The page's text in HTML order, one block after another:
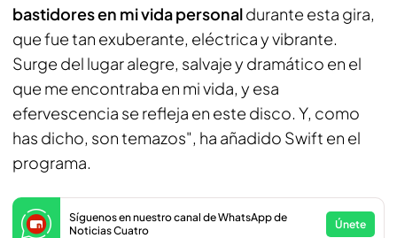
bastidores en mi vida personaldurante esta gira,
que fue tan exuberante, eléctrica y vibrante.
Surge del lugar alegre, salvaje y dramático en el
que me encontraba en mi vida, y esa
efervescencia se refleja en este disco. Y, como
has dicho, son temazos", ha añadido Swift en el
programa.
Síguenos en nuestro canal de WhatsApp de
Noticias Cuatro
Únete